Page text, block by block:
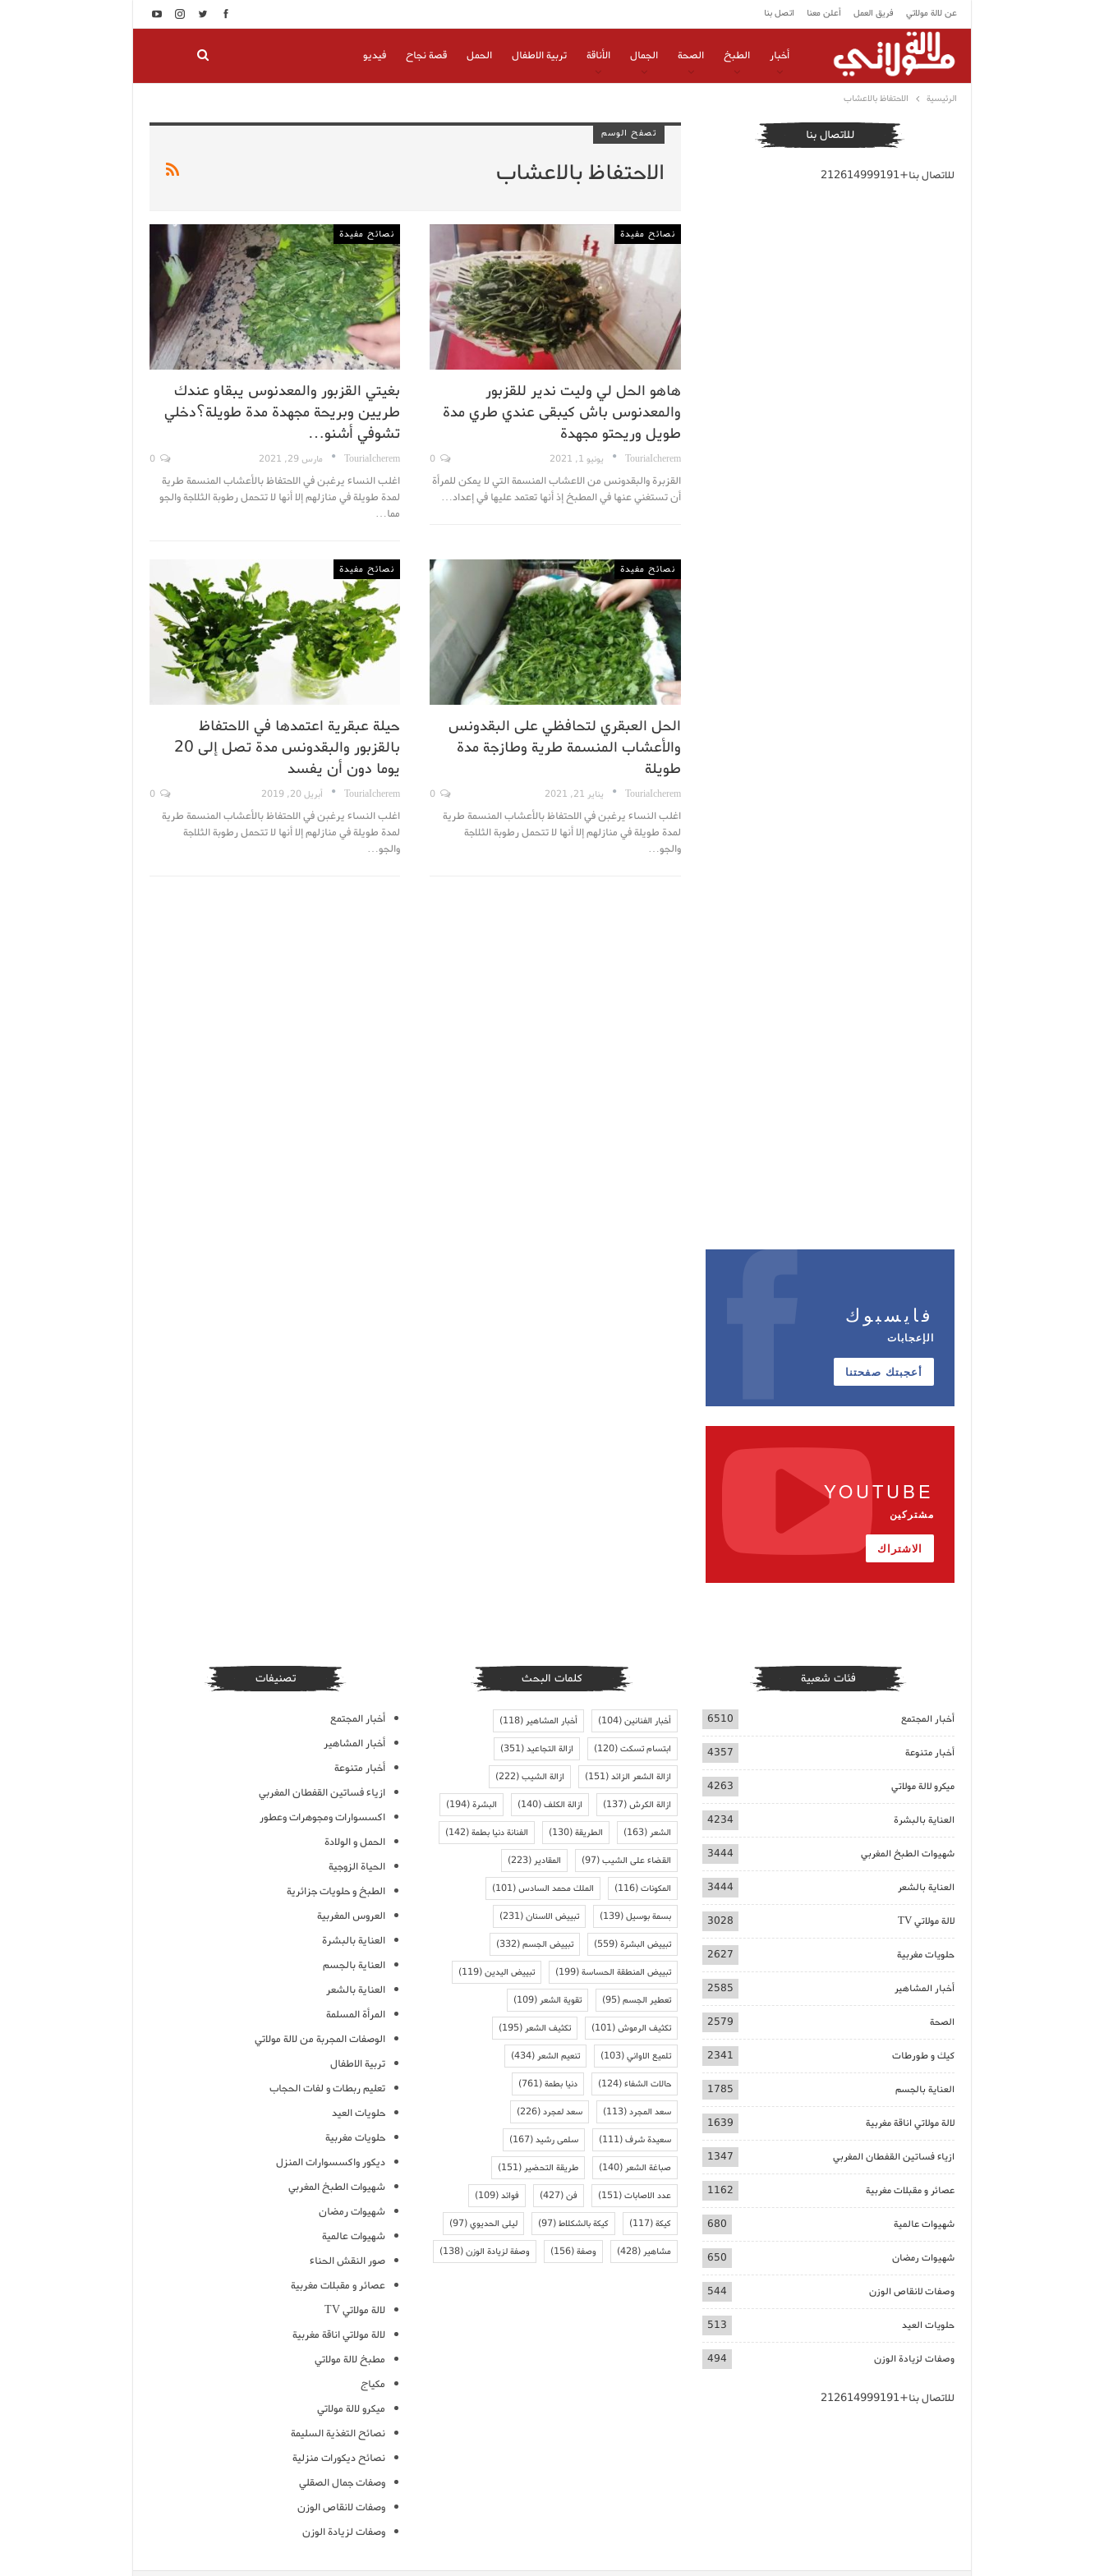
عن لالة مولاتي فريق العمل أعلن معنا اتصل بنا
أخبار الطبخ الصحة الجمال الأناقة تربية الاطفال الحمل قصة نجاح فيديو
الرئيسية الاحتفاظ بالاعشاب
تصفح الوسم
الاحتفاظ بالاعشاب
نصائح مفيدة
هاهو الحل لي وليت ندير للقزبور
والمعدنوس باش كيبقى عندي طري مدة
طويل وريحتو مجهدة
TouriaIcherem يونيو 1, 2021
القزبرة والبقدونس من الاعشاب المنسمة التي لا يمكن للمرأة
أن تستغني عنها في المطبخ إذ أنها تعتمد عليها في إعداد…
نصائح مفيدة
بغيتي القزبور والمعدنوس يبقاو عندك
طريين وبريحة مجهدة مدة طويلة؟دخلي
تشوفي أشنو…
TouriaIcherem مارس 29, 2021
اغلب النساء يرغبن في الاحتفاظ بالأعشاب المنسمة طرية
لمدة طويلة في منازلهم إلا أنها لا تتحمل رطوبة الثلاجة والجو
مما…
نصائح مفيدة
الحل العبقري لتحافظي على البقدونس
والأعشاب المنسمة طرية وطازجة مدة
طويلة
TouriaIcherem يناير 21, 2021
اغلب النساء يرغبن في الاحتفاظ بالأعشاب المنسمة طرية
لمدة طويلة في منازلهم إلا أنها لا تتحمل رطوبة الثلاجة
والجو…
نصائح مفيدة
حيلة عبقرية اعتمدها في الاحتفاظ
بالقزبور والبقدونس مدة تصل إلى 20
يوما دون أن يفسد
TouriaIcherem أبريل 20, 2019
اغلب النساء يرغبن في الاحتفاظ بالأعشاب المنسمة طرية
لمدة طويلة في منازلهم إلا أنها لا تتحمل رطوبة الثلاجة
والجو…
للاتصال بنا
للاتصال بنا+212614999191
فايسبوك
الإعجابات
أعجبتك صفحتنا
YOUTUBE
مشتركين
الاشتراك
فئات شعبية
أخبار المجتمع 6510
أخبار متنوعة 4357
ميكرو لالة مولاتي 4263
العناية بالبشرة 4234
شهيوات الطبخ المغربي 3444
العناية بالشعر 3444
لالة مولاتي TV 3028
حلويات مغربية 2627
أخبار المشاهير 2585
الصحة 2579
كيك و طورطات 2341
العناية بالجسم 1785
لالة مولاتي اناقة مغربية 1639
ازياء فساتين القفطان المغربي 1347
عصائر و مقبلات مغربية 1162
شهيوات عالمية 680
شهيوات رمضان 650
وصفات لانقاص الوزن 544
حلويات العيد 513
وصفات لزيادة الوزن 494
للاتصال بنا+212614999191
كلمات البحث
أخبار الفنانين(104) أخبار المشاهير(118)
ابتسام تسكت(120) ازالة التجاعيد(351)
ازالة الشعر الزائد(151) ازالة الشيب(222)
ازالة الكرش(137) ازالة الكلف(140) البشرة(194)
الشعر(163) الطريقة(130) الفنانة دنيا بطمة(142)
القضاء على الشيب(97) المقادير(223)
المكونات(116) الملك محمد السادس(101)
بسمة بوسيل(139) تبييض الاسنان(231)
تبييض البشرة(559) تبييض الجسم(332)
تبييض المنطقة الحساسة(199) تبييض اليدين(119)
تعطير الجسم(95) تقوية الشعر(109)
تكثيف الرموش(101) تكثيف الشعر(195)
تلميع الاواني(103) تنعيم الشعر(434)
حالات الشفاء(124) دنيا بطمة(761)
سعد المجرد(113) سعد لمجرد(226)
سعيدة شرف(111) سلمى رشيد(167)
صباغة الشعر(140) طريقة التحضير(151)
عدد الاصابات(151) فن(427) فوائد(109)
كيكة(117) كيكة بالشكلاط(97) ليلى الحديوي(97)
مشاهير(428) وصفة(156) وصفة لزيادة الوزن(138)
تصنيفات
أخبار المجتمع
أخبار المشاهير
أخبار متنوعة
ازياء فساتين القفطان المغربي
اكسسوارات ومجوهرات وعطور
الحمل و الولادة
الحياة الزوجية
الطبخ و حلويات جزائرية
العروس المغربية
العناية بالبشرة
العناية بالجسم
العناية بالشعر
المرأة المسلمة
الوصفات المجربة من لالة مولاتي
تربية الاطفال
تعليم ربطات و لفات الحجاب
حلويات العيد
حلويات مغربية
ديكور واكسسوارات المنزل
شهيوات الطبخ المغربي
شهيوات رمضان
شهيوات عالمية
صور النقش الحناء
عصائر و مقبلات مغربية
لالة مولاتي TV
لالة مولاتي اناقة مغربية
مطبخ لالة مولاتي
مكياج
ميكرو لالة مولاتي
نصائح التغذية السليمة
نصائح ديكورات منزلية
وصفات جمال الصقلي
وصفات لانقاص الوزن
وصفات لزيادة الوزن